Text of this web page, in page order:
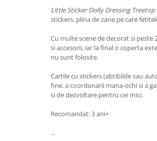
Little Sticker Dolly Dressing Treetop
stickers, plina de zane pe care
Cu multe scene de decorat si
si accesorii, iar la final o coperta
nu sunt folosite.
Cartile cu stickers (abtibilde sau
fine, a coordonarii mana-ochi si a
si de dezvoltare pentru cei mici.
Recomandat: 3 ani+
...